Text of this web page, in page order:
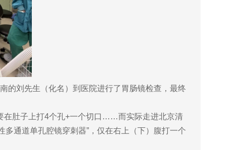
的刘先生（化名）到医院进行了胃肠镜检查，最终
在肚子上打4个孔+一个切口……而实际走进北京清
通道单孔腔镜穿刺器”，仅在右上（下）腹打一个